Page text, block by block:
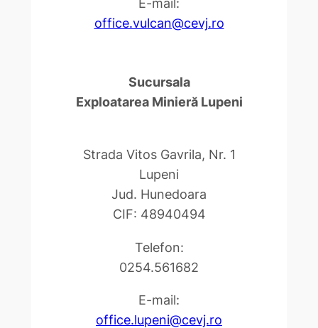
office.vulcan@cevj.ro
Sucursala
Exploatarea Minieră Lupeni
Strada Vitos Gavrila, Nr. 1
Lupeni
Jud. Hunedoara
CIF: 48940494
Telefon:
0254.561682
E-mail:
office.lupeni@cevj.ro